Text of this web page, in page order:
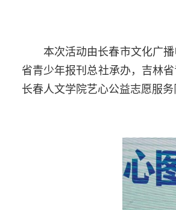
本次活动由长春市文化广
省青少年报刊总社承办，吉林
长春人文学院艺心公益志愿服